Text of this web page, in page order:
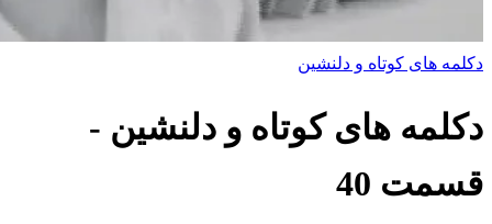
دکلمه های کوتاه و دلنشین
دکلمه های کوتاه و دلنشین -
قسمت 40